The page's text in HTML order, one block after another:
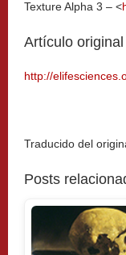
Texture Alpha 3 – <
Artículo
http://
Traducido del
Posts